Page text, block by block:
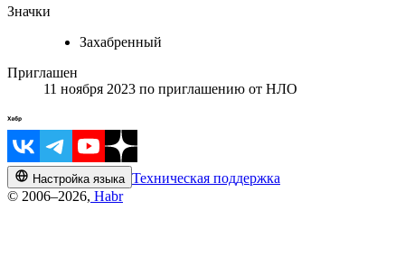
Значки
Захабренный
Приглашен
11 ноября 2023 по приглашению от НЛО
Настройка языка Техническая поддержка
© 2006–2026, Habr